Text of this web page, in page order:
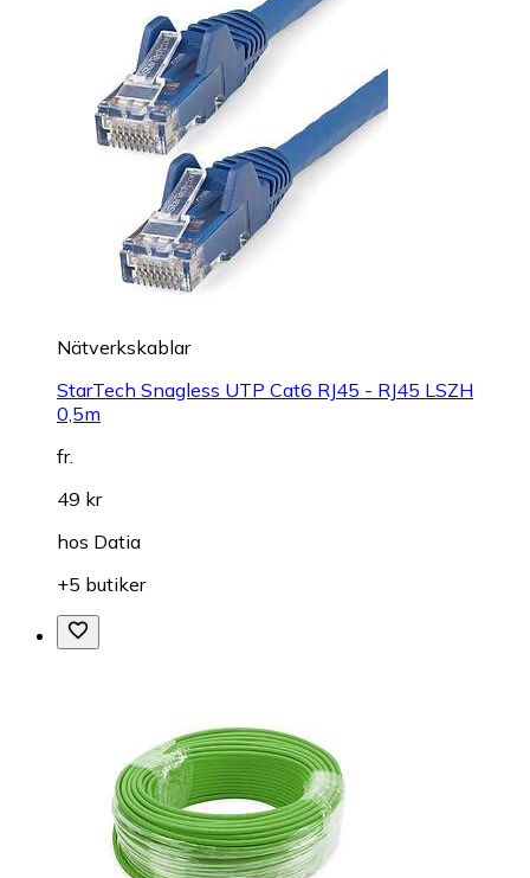
Nätverkskablar
StarTech Snagless UTP Cat6 RJ45 - RJ45 LSZH
0,5m
fr.
49 kr
hos Datia
+5 butiker